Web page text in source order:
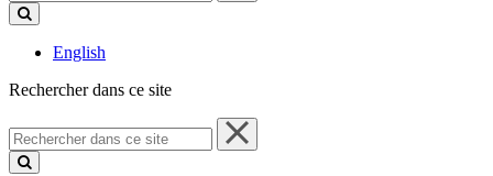
ce
English
Rechercher dans ce site
Rechercher
dans
ce